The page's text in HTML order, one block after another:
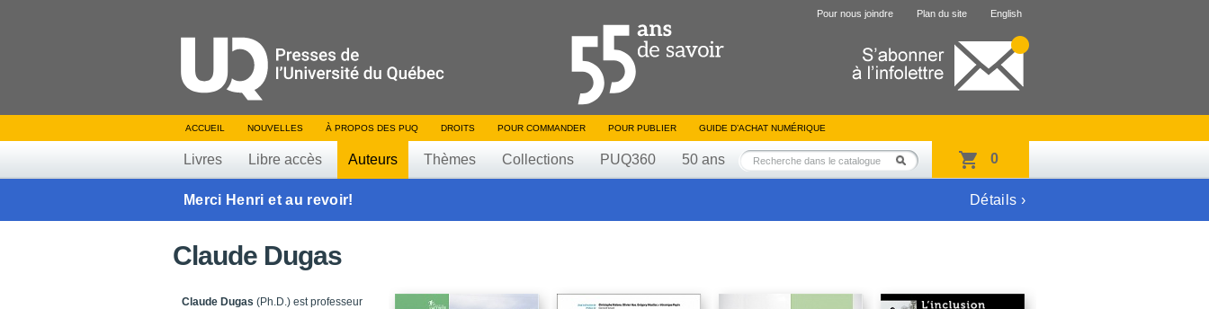
Pour nous joindre Plan du site English
ACCUEIL NOUVELLES À PROPOS DES PUQ DROITS POUR COMMANDER POUR PUBLIER GUIDE D’ACHAT NUMÉRIQUE
Livres Libre accès Auteurs Thèmes Collections PUQ360 50 ans 0
Merci Henri et au revoir! Détails ›
Claude Dugas
Claude Dugas (Ph.D.) est professeur